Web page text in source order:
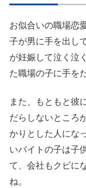
お似合いの職場恋
子が男に手を出し
が妊娠して泣く泣
た職場の子に手を
また、もともと彼
だらしないところ
かりとした人にな
いバイトの子は子
て、会社もクビに
ね。